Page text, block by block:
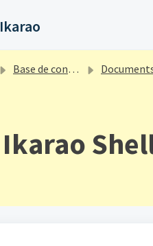
Ikarao
Base de connaissances
Ikarao